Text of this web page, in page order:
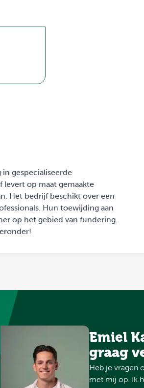
gespecialiseerde
op maat gemaakte
Het bedrijf beschikt over een
Hun toewijding aan
op het gebied van fundering.
Emiel
graag
Heb je vragen
met mij op. Ik